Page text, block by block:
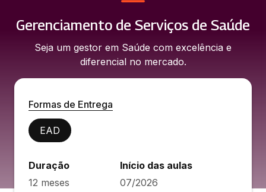
Gerenciamento de Serviços de Saúde
Seja um gestor em Saúde com excelência e
diferencial no mercado.
Formas de Entrega
EAD
Duração
12 meses
Início das aulas
07/2026